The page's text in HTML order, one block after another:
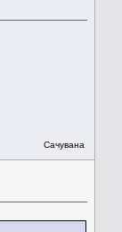
Сачувана